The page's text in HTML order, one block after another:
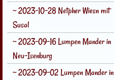
~ 2023-10-28 Netpher Wiesn mit
Susal
~ 2023-09-16 Lumpen Mander in
Neu-Isenburg
~ 2023-09-02 Lumpen Mander in